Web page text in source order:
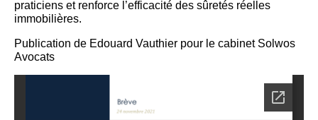
praticiens et renforce l’efficacité des sûretés réelles
immobilières.
Publication de Edouard Vauthier pour le cabinet Solwos
Avocats